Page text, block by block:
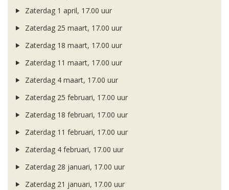
Zaterdag 1 april, 17.00 uur
Zaterdag 25 maart, 17.00 uur
Zaterdag 18 maart, 17.00 uur
Zaterdag 11 maart, 17.00 uur
Zaterdag 4 maart, 17.00 uur
Zaterdag 25 februari, 17.00 uur
Zaterdag 18 februari, 17.00 uur
Zaterdag 11 februari, 17.00 uur
Zaterdag 4 februari, 17.00 uur
Zaterdag 28 januari, 17.00 uur
Zaterdag 21 januari, 17.00 uur